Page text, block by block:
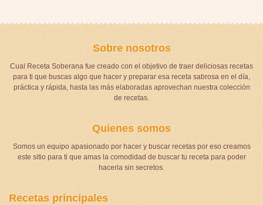
Sobre nosotros
Cual Receta Soberana fue creado con el objetivo de traer deliciosas recetas
para ti que buscas algo que hacer y preparar esa receta sabrosa en el día,
práctica y rápida, hasta las más elaboradas aprovechan nuestra colección
de recetas.
Quienes somos
Somos un equipo apasionado por hacer y buscar recetas por eso creamos
este sitio para ti que amas la comodidad de buscar tu receta para poder
hacerla sin secretos.
Recetas principales